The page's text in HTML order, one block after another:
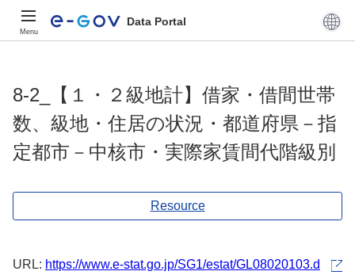
Menu
Data Portal
8-2_【１・２級地計】借家・借間世帯
数、級地・住居の状況・都道府県－指
定都市－中核市・実際家賃間代階級別
Resource
URL: https://www.e-stat.go.jp/SG1/estat/GL08020103.d